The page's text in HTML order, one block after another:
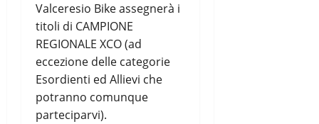
Valceresio Bike assegnerà i
titoli di CAMPIONE
REGIONALE XCO (ad
eccezione delle categorie
Esordienti ed Allievi che
potranno comunque
parteciparvi).